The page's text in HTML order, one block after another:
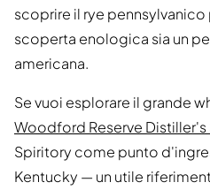
scoprire il rye pennsylvanico
scoperta enologica sia un
americana.
Se vuoi esplorare il grande
Woodford Reserve Distiller's
Spiritory come punto
Kentucky — un utile